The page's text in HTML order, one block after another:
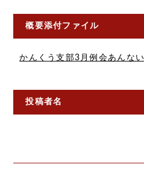
概要添付ファイル
かんくう支部3月例会あんな
投稿者名